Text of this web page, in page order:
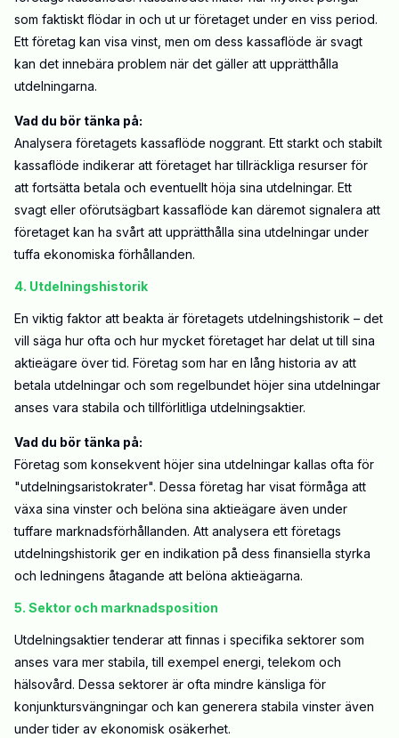
som faktiskt flödar in och ut ur företaget under en viss period.
Ett företag kan visa vinst, men om dess kassaflöde är svagt
kan det innebära problem när det gäller att upprätthålla
utdelningarna.
Vad du bör tänka på:
Analysera företagets kassaflöde noggrant. Ett starkt och stabilt
kassaflöde indikerar att företaget har tillräckliga resurser för
att fortsätta betala och eventuellt höja sina utdelningar. Ett
svagt eller oförutsägbart kassaflöde kan däremot signalera att
företaget kan ha svårt att upprätthålla sina utdelningar under
tuffa ekonomiska förhållanden.
4. Utdelningshistorik
En viktig faktor att beakta är företagets utdelningshistorik – det
vill säga hur ofta och hur mycket företaget har delat ut till sina
aktieägare över tid. Företag som har en lång historia av att
betala utdelningar och som regelbundet höjer sina utdelningar
anses vara stabila och tillförlitliga utdelningsaktier.
Vad du bör tänka på:
Företag som konsekvent höjer sina utdelningar kallas ofta för
"utdelningsaristokrater". Dessa företag har visat förmåga att
växa sina vinster och belöna sina aktieägare även under
tuffare marknadsförhållanden. Att analysera ett företags
utdelningshistorik ger en indikation på dess finansiella styrka
och ledningens åtagande att belöna aktieägarna.
5. Sektor och marknadsposition
Utdelningsaktier tenderar att finnas i specifika sektorer som
anses vara mer stabila, till exempel energi, telekom och
hälsovård. Dessa sektorer är ofta mindre känsliga för
konjunktursvängningar och kan generera stabila vinster även
under tider av ekonomisk osäkerhet.